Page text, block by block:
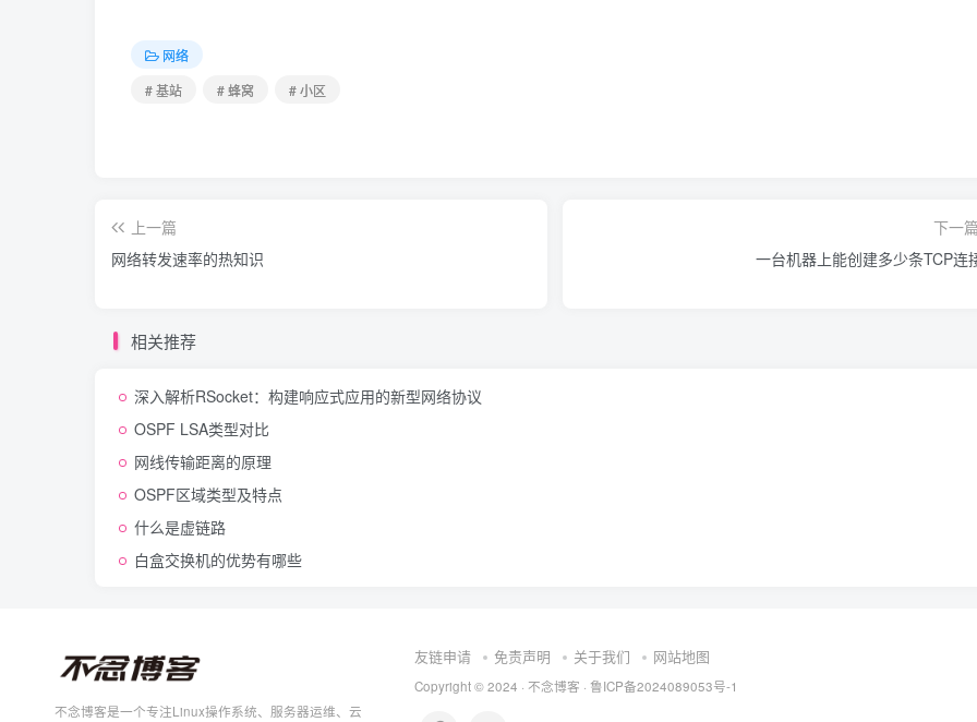
网络
# 基站
# 蜂窝 # 小区
上一篇
网络转发速率的热知识
下一
一台机器上能创建多少条TCP连
相关推荐
深入解析RSocket：构建响应式应用的新型网络协议
OSPF LSA类型对比
网线传输距离的原理
OSPF区域类型及特点
什么是虚链路
白盒交换机的优势有哪些
不念博客是一个专注Linux操作系统、服务器运维、云
友链申请 免责声明 关于我们 网站地图
Copyright © 2024 · 不念博客 · 鲁ICP备2024089053号-1